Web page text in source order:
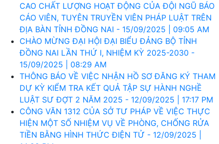
CAO CHẤT LƯỢNG HOẠT ĐỘNG CỦA ĐỘI NGŨ BÁO
CÁO VIÊN, TUYÊN TRUYỀN VIÊN PHÁP LUẬT TRÊN
ĐỊA BÀN TỈNH ĐỒNG NAI - 15/09/2025 | 09:05 AM
CHÀO MỪNG ĐẠI HỘI ĐẠI BIỂU ĐẢNG BỘ TỈNH
ĐỒNG NAI LẦN THỨ I, NHIỆM KỲ 2025-2030 -
15/09/2025 | 08:29 AM
THÔNG BÁO VỀ VIỆC NHẬN HỒ SƠ ĐĂNG KÝ THAM
DỰ KỲ KIỂM TRA KẾT QUẢ TẬP SỰ HÀNH NGHỀ
LUẬT SƯ ĐỢT 2 NĂM 2025 - 12/09/2025 | 17:17 PM
CÔNG VĂN 1312 CỦA SỞ TƯ PHÁP VỀ VIỆC THỰC
HIỆN MỘT SỐ NHIỆM VỤ VỀ PHÒNG, CHỐNG RỬA
TIỀN BẰNG HÌNH THỨC ĐIỆN TỬ - 12/09/2025 |